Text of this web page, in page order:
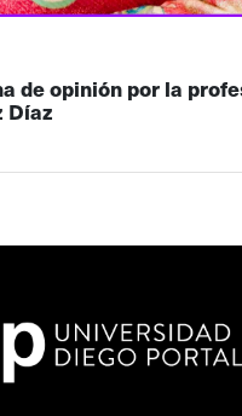
de opinión por la
Díaz